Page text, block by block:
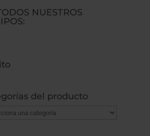
NUESTROS
del producto